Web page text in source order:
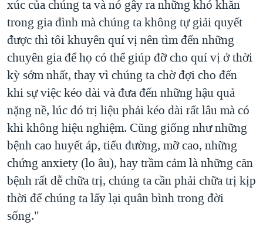
xúc của chúng ta và nó gây ra những khó khăn
trong gia đình mà chúng ta không tự giải quyết
được thì tôi khuyên quí vị nên tìm đến những
chuyên gia để họ có thể giúp đỡ cho quí vị ở thời
kỳ sớm nhất, thay vì chúng ta chờ đợi cho đến
khi sự việc kéo dài và đưa đến những hậu quả
nặng nề, lúc đó trị liệu phải kéo dài rất lâu mà có
khi không hiệu nghiệm. Cũng giống như những
bệnh cao huyết áp, tiểu đường, mỡ cao, những
chứng anxiety (lo âu), hay trầm cảm là những căn
bệnh rất dễ chữa trị, chúng ta cần phải chữa trị kịp
thời để chúng ta lấy lại quân bình trong đời
sống."